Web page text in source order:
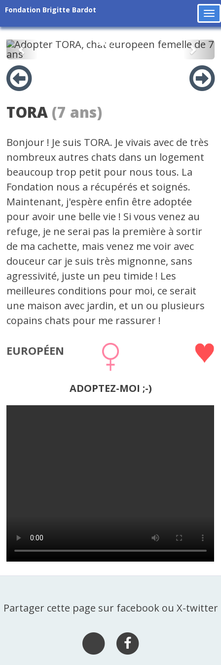
Fondation Brigitte Bardot
Précédent
TORA (7 ans)
Bonjour ! Je suis TORA. Je vivais avec de très
nombreux autres chats dans un logement
beaucoup trop petit pour nous tous. La
Fondation nous a récupérés et soignés.
Maintenant, j'espère enfin être adoptée
pour avoir une belle vie ! Si vous venez au
refuge, je ne serai pas la première à sortir
de ma cachette, mais venez me voir avec
douceur car je suis très mignonne, sans
agressivité, juste un peu timide ! Les
meilleures conditions pour moi, ce serait
une maison avec jardin, et un ou plusieurs
copains chats pour me rassurer !
EUROPÉEN
ADOPTEZ-MOI ;-)
Partager cette page sur facebook ou X-twitter